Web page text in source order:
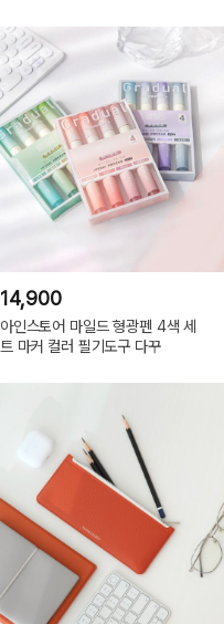
14,900
아인스토어 마일드 형광펜 4색 세
트 마커 컬러 필기도구 다꾸